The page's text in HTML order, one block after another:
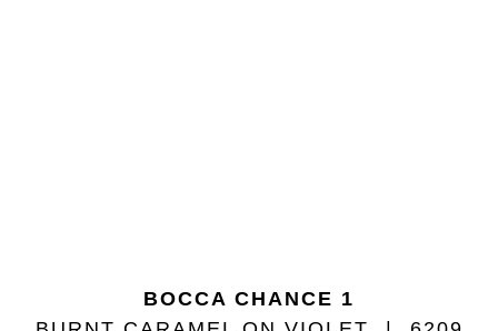
BOCCA CHANCE 1